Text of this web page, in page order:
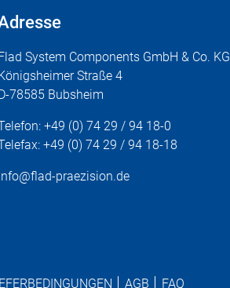
System Components GmbH & Co. KG
Straße 4
78585 Bubsheim
+49 (0) 74 29 / 94 18-0
+49 (0) 74 29 / 94 18-18
praezision.de
AGB FAQ